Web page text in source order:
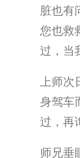
脏也有
您也救
过，当
上师
身驾车
过，再
师兄垂